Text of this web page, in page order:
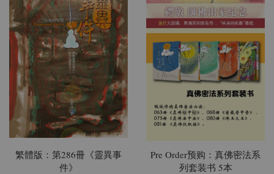
繁體版：第286冊《靈異事
件》
Pre Order预购：真佛密法系
列套装书 5本